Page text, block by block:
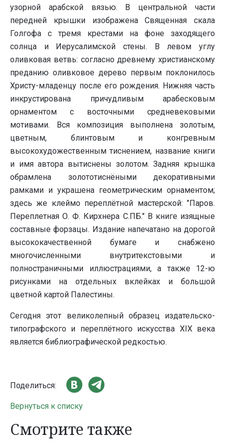
узорной арабской вязью. В центральной части
передней крышки изображена Священная скала
Голгофа с тремя крестами на фоне заходящего
солнца и Иерусалимской стены. В левом углу
оливковая ветвь: согласно древнему христианскому
преданию оливковое дерево первым поклонилось
Христу-младенцу после его рождения. Нижняя часть
инкрустирована причудливым арабесковым
орнаментом с восточными средневековыми
мотивами. Вся композиция выполнена золотым,
цветным, блинтовым и конгревным
высокохудожественным тиснением, название книги
и имя автора вытиснены золотом. Задняя крышка
обрамлена золототиснёными декоративными
рамками и украшена геометрическим орнаментом;
здесь же клеймо переплётной мастерской: "Паров.
Переплетная О. Ф. Кирхнера С.ПБ." В книге изящные
составные форзацы. Издание напечатано на дорогой
высококачественной бумаге и снабжено
многочисленными внутритекстовыми и
полностраничными иллюстрациями, а также 12-ю
рисунками на отдельных вклейках и большой
цветной картой Палестины.
Сегодня этот великолепный образец издательско-
типографского и переплётного искусства XIX века
является библиографической редкостью.
Поделиться:
Вернуться к списку
Смотрите также